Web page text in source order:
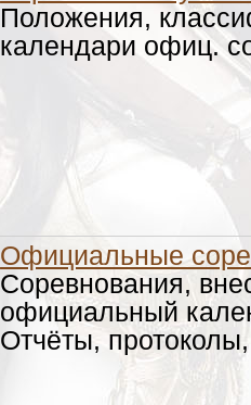
Положения,
календари офиц.
Официальные
Соревнования,
официальный
Отчёты,